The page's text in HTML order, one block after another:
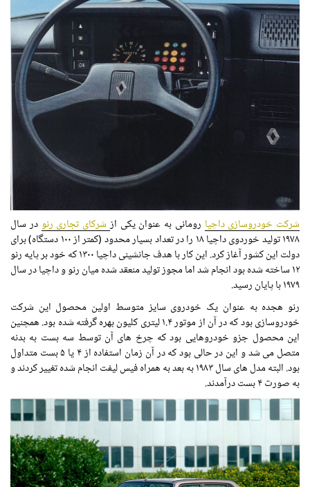
شرکت خودروسازی داچیا رومانی به عنوان یکی ازشرکای تجاری رنودر سال
۱۹۷۸ تولید خوردوی داچیا ۱۸ را در تعداد بسیار محدود (کمتر از ۱۰۰ دستگاه) برای
دولت این کشور آغاز کرد. این کار با هدف جانشینی داچیا ۱۳۰۰ که خود بر پایه رنو
۱۲ ساخته شده بود انجام شد اما مجوز تولید منعقد شده میان رنو و داچیا در سال
۱۹۷۹ با پایان رسید.
رنو هجده به عنوان یک خودروی سایز متوسط اولین محصول این شرکت
خودروسازی بود که در آن از موتور ۱.۴ لیتری کلیون بهره گرفته شده بود. همچنین
این محصول جزو خودروهایی بود که چرخ های آن توسط سه بست به بدنه
متصل می شد و این در حالی بود که در آن زمان استفاده از ۴ یا ۵ بست متداول
بود. البته مدل های سال ۱۹۸۳ به بعد به همراه فیس لیفت انجام شده تغییر کردند و
به صورت ۴ بست درآمدند.